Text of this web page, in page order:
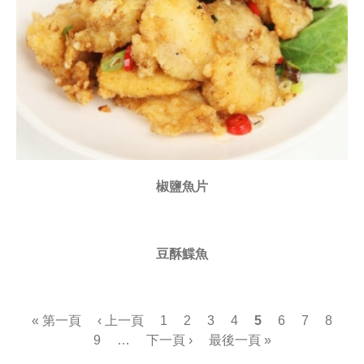
椒鹽魚片
豆酥鰈魚
頁« 第一頁 ‹ 上一頁 1 2 3 4 5 6 7
8
9
… 下一頁 › 最後一頁 »